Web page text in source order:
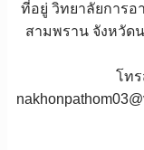
ที่อยู่ วิทยาลัยการอ
สามพราน จังหวัด
โทร